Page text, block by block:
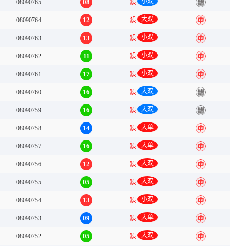
08090765 08 殺 错
08090764 12 殺 大双 中
08090763 13 殺 小双 中
08090762 11 殺 小双 中
08090761 17 殺 小双 中
08090760 16 殺 大双 错
08090759 16 殺 大双 错
08090758 14 殺 大单 中
08090757 16 殺 大单 中
08090756 12 殺 大双 中
08090755 05 殺 大双 中
08090754 13 殺 小双 中
08090753 09 殺 大单 中
08090752 05 殺 大双 中